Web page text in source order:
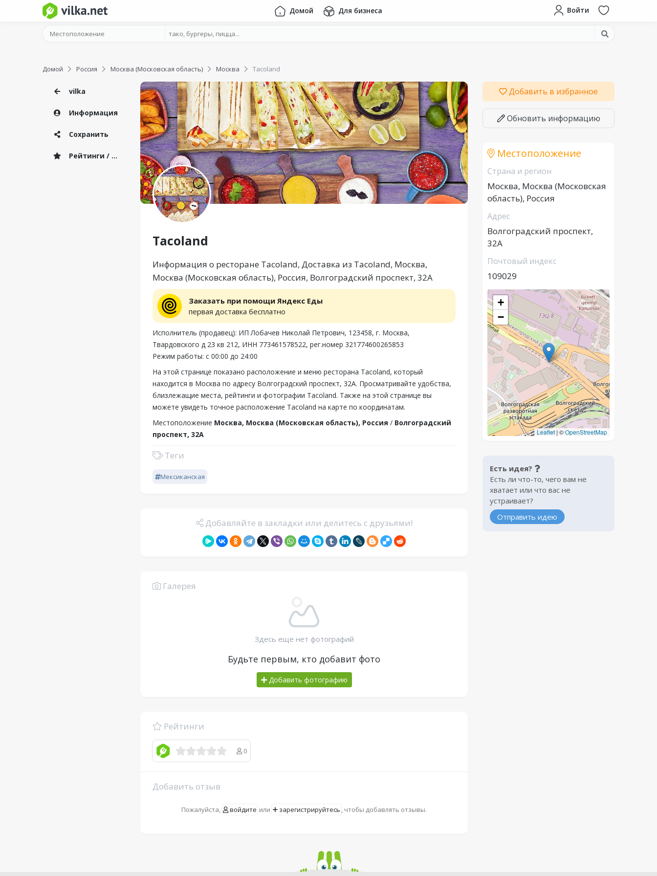
Домой Для бизнеса Войти
Домой Россия Москва (Московская область) Москва Tacoland
vilka
Информация
Сохранить
Рейтинги / Отзывы
Tacoland
Информация о ресторане Tacoland, Доставка из Tacoland, Москва,
Москва (Московская область), Россия, Волгоградский проспект, 32А
Заказать при помощи Яндекс Еды
первая доставка бесплатно
Исполнитель (продавец): ИП Лобачев Николай Петрович, 123458, г. Москва,
Твардовского д 23 кв 212, ИНН 773461578522, рег.номер 321774600265853
Режим работы: с 00:00 до 24:00
На этой странице показано расположение и меню ресторана Tacoland, который
находится в Москва по адресу Волгоградский проспект, 32А. Просматривайте удобства,
близлежащие места, рейтинги и фотографии Tacoland. Также на этой странице вы
можете увидеть точное расположение Tacoland на карте по координатам.
Местоположение Москва, Москва (Московская область), Россия / Волгоградский
проспект, 32А
Теги
Мексиканская
Добавляйте в закладки или делитесь с друзьями!
Галерея
Здесь еще нет фотографий
Будьте первым, кто добавит фото
Добавить фотографию
Рейтинги
0
Добавить отзыв
Пожалуйста, войдите или зарегистрируйтесь , чтобы добавлять отзывы.
Добавить в избранное
Обновить информацию
Местоположение
Страна и регион
Москва, Москва (Московская
область), Россия
Адрес
Волгоградский проспект,
32А
Почтовый индекс
109029
+
−
Leaflet |©OpenStreetMap
Есть идея?
Есть ли что-то, чего вам не
хватает или что вас не
устраивает?
Отправить идею